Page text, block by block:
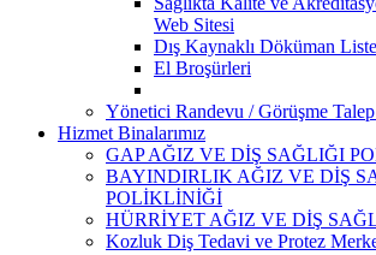
Web Sitesi
Dış Kaynaklı Döküman
El Broşürleri
Yönetici Randevu / Görüşme
Hizmet Binalarımız
GAP AĞIZ VE DİŞ SAĞLIĞI
BAYINDIRLIK AĞIZ VE DİŞ
POLİKLİNİĞİ
HÜRRİYET AĞIZ VE DİŞ
Kozluk Diş Tedavi ve Protez